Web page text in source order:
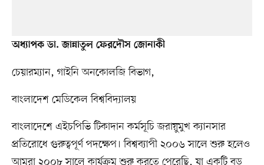
অধ্যাপক ডা. জান্নাতুল ফেরদৌস জোনাকী
চেয়ারম্যান, গাইনি অনকোলজি বিভাগ,
বাংলাদেশ মেডিকেল বিশ্ববিদ্যালয়
বাংলাদেশে এইচপিভি টিকাদান কর্মসূচি জরায়ুমুখ ক্যানসার
প্রতিরোধে গুরুত্বপূর্ণ পদক্ষেপ। বিশ্বব্যাপী ২০০৬ সালে শুরু হলেও